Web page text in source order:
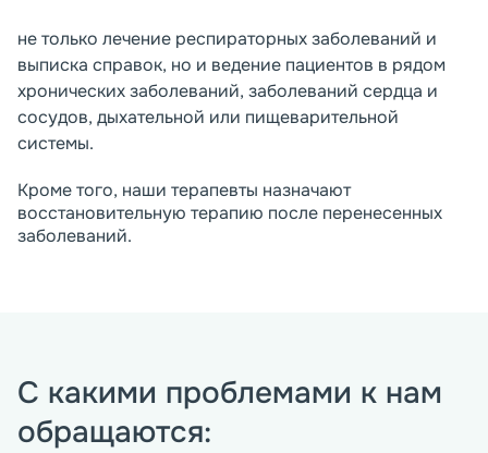
не только лечение респираторных заболеваний и
выписка справок, но и ведение пациентов в рядом
хронических заболеваний, заболеваний сердца и
сосудов, дыхательной или пищеварительной
системы.
Кроме того, наши терапевты назначают
восстановительную терапию после перенесенных
заболеваний.
С какими проблемами к нам
обращаются: